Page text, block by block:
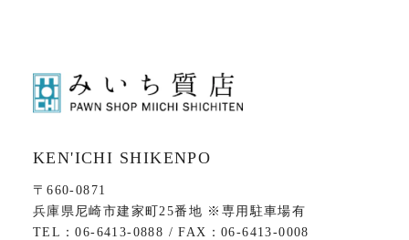
KEN'ICHI SHIKENPO
〒660-0871
兵庫県尼崎市建家町25番地 ※専用駐車場有
TEL：06-6413-0888 / FAX：06-6413-0008